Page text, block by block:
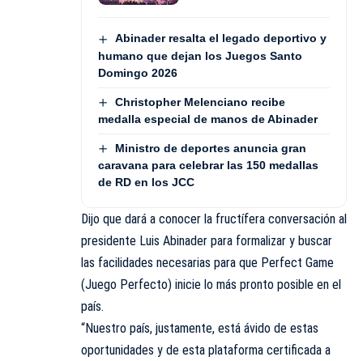
Abinader resalta el legado deportivo y
humano que dejan los Juegos Santo
Domingo 2026
Christopher Melenciano recibe
medalla especial de manos de Abinader
Ministro de deportes anuncia gran
caravana para celebrar las 150 medallas
de RD en los JCC
Dijo que dará a conocer la fructífera conversación al
presidente Luis Abinader para formalizar y buscar
las facilidades necesarias para que Perfect Game
(Juego Perfecto) inicie lo más pronto posible en el
país.
“Nuestro país, justamente, está ávido de estas
oportunidades y de esta plataforma certificada a